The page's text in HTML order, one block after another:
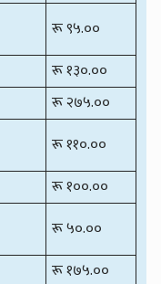
रू ९५.००
रू १३०.००
रू २७५.००
रू ११०.००
रू १००.००
रू ५०.००
रू १७५.००